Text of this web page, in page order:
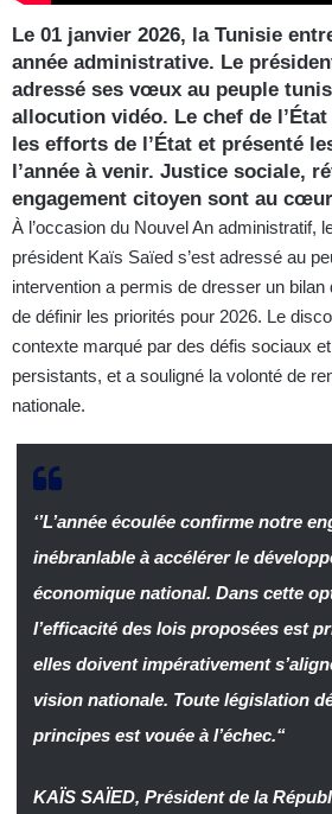
Le 01 janvier 2026, la Tunisie
année administrative. Le
adressé ses vœux au peuple
allocution vidéo. Le chef de
les efforts de l’État et présenté
l’année à venir. Justice sociale,
engagement citoyen sont au
À l’occasion du Nouvel An administratif,
président Kaïs Saïed s’est adressé au
intervention a permis de dresser un bilan
de définir les priorités pour 2026. Le
contexte marqué par des défis sociaux
persistants, et a souligné la volonté de
nationale.
‘’L’année écoulée confirme notre
inébranlable à accélérer le
économique national. Dans cette
l’efficacité des lois proposées est
elles doivent impérativement
vision nationale. Toute législation
principes est vouée à l’échec.“
KAÏS SAÏED, Président de la